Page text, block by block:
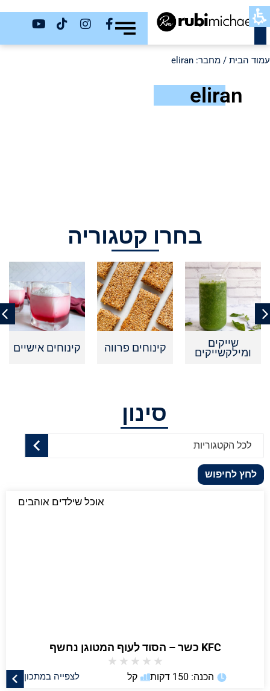
כשר
עמוד הבית / מחבר: eliran
eliran
בחרו קטגוריה
שייקים
ומילקשייקים קינוחים פרווה קינוחים אישיים
סינון
לכל הקטגוריות
לחץ לחיפוש
אוכל שילדים אוהבים
KFC כשר – הסוד לעוף המטוגן נחשף
★
★
★
★
★
לצפייה במתכון הכנה: 150 דקות קל